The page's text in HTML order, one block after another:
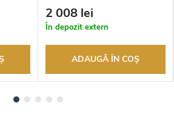
Până la 100 de zile pentru
returnarea bunurilor. Vânzător
autorizat
2 008 lei
În depozit extern
ADAUGĂ ÎN COŞ